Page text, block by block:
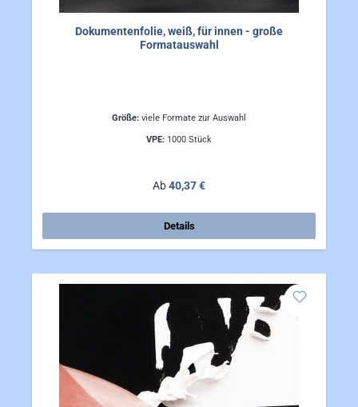
Dokumentenfolie, weiß, für innen - große
Formatauswahl
Größe: viele Formate zur Auswahl
VPE: 1000 Stück
Regulärer Preis:
Ab40,37 €
Details